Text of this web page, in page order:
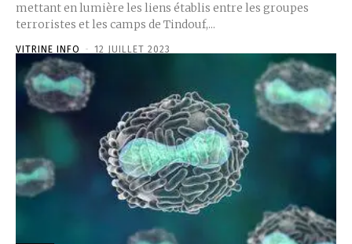
mettant en lumière les liens établis entre les groupes
terroristes et les camps de Tindouf,...
VITRINE INFO - 12 JUILLET 2023